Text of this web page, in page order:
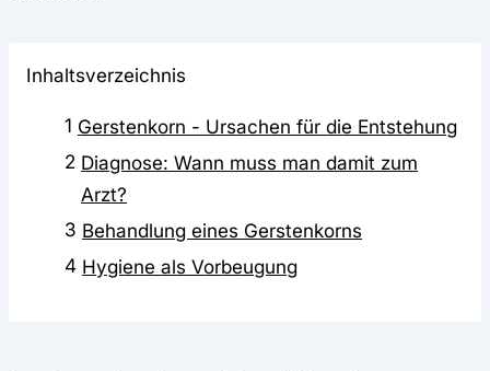
Inhaltsverzeichnis
1 Gerstenkorn - Ursachen für die Entstehung
2 Diagnose: Wann muss man damit zum
Arzt?
3 Behandlung eines Gerstenkorns
4 Hygiene als Vorbeugung